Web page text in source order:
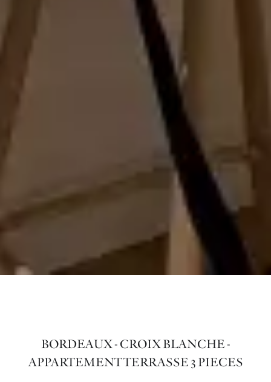
BORDEAUX - CROIX BLANCHE -
APPARTEMENT TERRASSE 3 PIECES